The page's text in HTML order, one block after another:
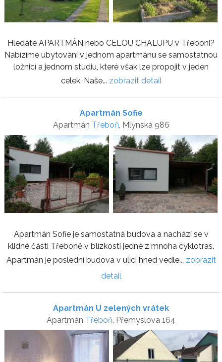
Hledáte APARTMÁN nebo CELOU CHALUPU v Třeboni?
Nabízíme ubytování v jednom apartmánu se samostatnou
ložnicí a jednom studiu, které však lze propojit v jeden
celek. Naše... zobrazit detail
Apartmán Sofie
Apartmán Třeboň, Mlýnská 986
Apartmán Sofie je samostatná budova a nachází se v
klidné části Třeboně v blízkosti jedné z mnoha cyklotras.
Apartmán je poslední budova v ulici hned vedle... zobrazit
detail
Apartmán U zelených vrátek
Apartmán Třeboň , Přemyslova 164